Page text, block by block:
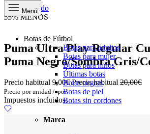
Ir al contenido
Menú
Botas de Fútbol
Botas para adultos
Botas para mujer
Botas para niños
Últimas botas
Botas negras
Botas de piel
Botas sin cordones
Marca
55% MENOS
Puma Ultra Play Regular
Puma Negro/Sombra Gris/
Precio habitual 9,00€Precio habitual 20,00€
Precio por unidad / por
Impuestos incluidos.